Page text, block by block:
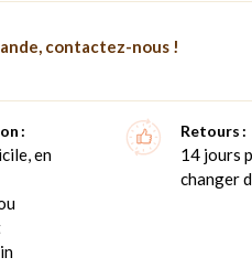
contactez-nous !
en
Retours
14 jours
changer